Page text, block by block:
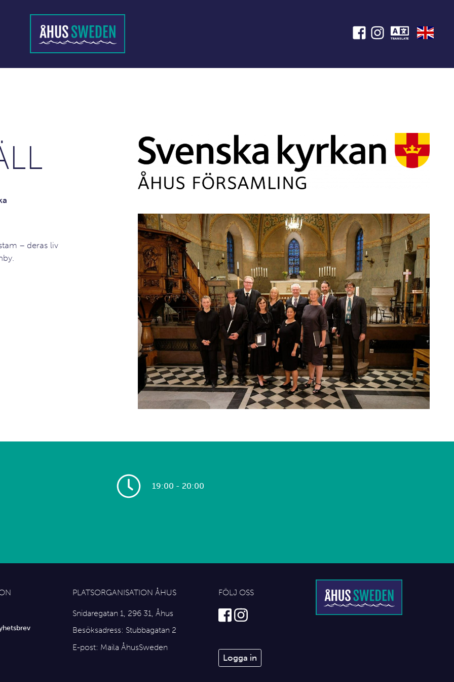
TRANSLATE
– deras liv
19:00 - 20:00
PLATSORGANISATION ÅHUS
Snidaregatan 1, 296 31, Åhus
Besöksadress: Stubbagatan 2
E-post: Maila ÅhusSweden
FÖLJ OSS
Logga in